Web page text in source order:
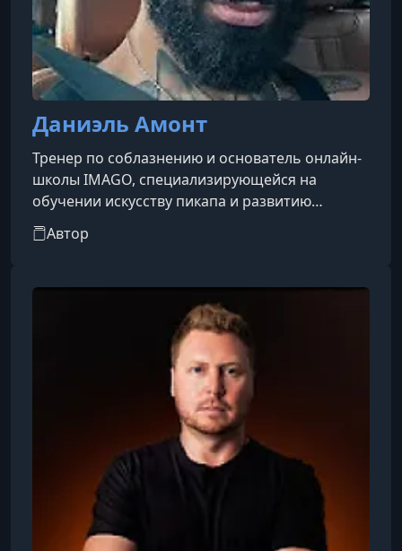
Даниэль Амонт
Тренер по соблазнению и основатель онлайн-
школы IMAGO, специализирующейся на
обучении искусству пикапа и развитию
мужской уверенности. Он активно ведет свой
YouTube-канал, где делится советами и
росту.
Автор